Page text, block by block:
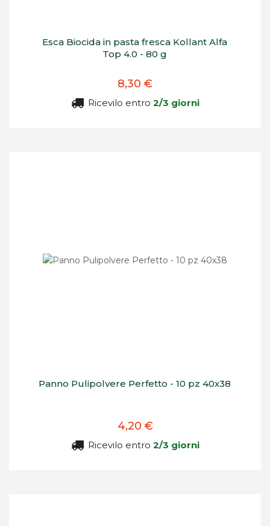
Esca Biocida in pasta fresca Kollant Alfa
Top 4.0 - 80 g
8,30 €
Ricevilo entro 2/3 giorni
Panno Pulipolvere Perfetto - 10 pz 40x38
4,20 €
Ricevilo entro 2/3 giorni